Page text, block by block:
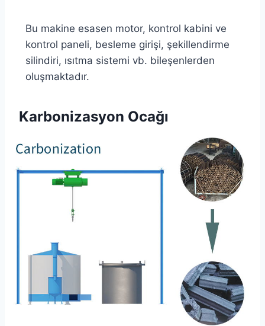
Bu makine esasen motor, kontrol kabini ve
kontrol paneli, besleme girişi, şekillendirme
silindiri, ısıtma sistemi vb. bileşenlerden
oluşmaktadır.
Karbonizasyon Ocağı